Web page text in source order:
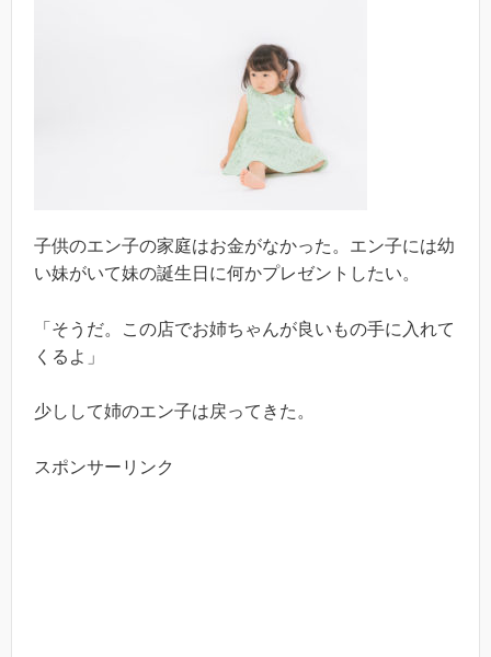
子供のエン子の家庭はお金がなかった。エン子には幼
い妹がいて妹の誕生日に何かプレゼントしたい。
「そうだ。この店でお姉ちゃんが良いもの手に入れて
くるよ」
少しして姉のエン子は戻ってきた。
スポンサーリンク